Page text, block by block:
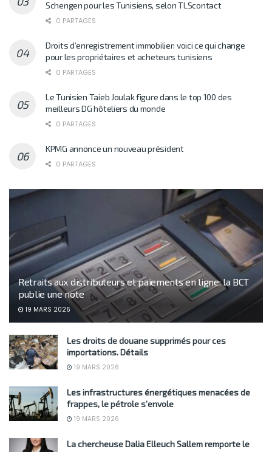
Schengen pour les Tunisiens, selon TLScontact
0 PARTAGES
Droits d’enregistrement immobilier: voici ce qui change
pour les propriétaires et acheteurs tunisiens
0 PARTAGES
Le Tunisien Taieb Joulak figure dans le top 100 des
meilleurs DG hôteliers du monde
0 PARTAGES
KPMG annonce un nouveau président
0 PARTAGES
Retraits aux distributeurs et paiements en ligne: la BCT
publie une note
19 MARS 2026
Les droits de douane supprimés pour ces
importations. Détails
19 MARS 2026
Les infrastructures énergétiques menacées de
frappes, le pétrole s’envole
19 MARS 2026
La chercheuse Dalia Elleuch Sallem remporte le